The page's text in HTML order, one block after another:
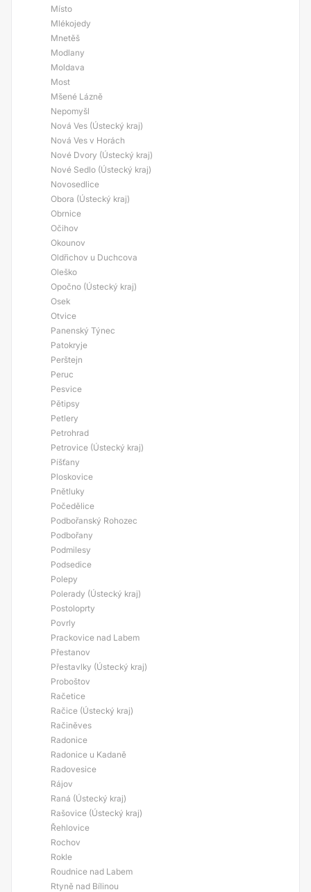
Místo
Mlékojedy
Mnetěš
Modlany
Moldava
Most
Mšené Lázně
Nepomyšl
Nová Ves (Ústecký kraj)
Nová Ves v Horách
Nové Dvory (Ústecký kraj)
Nové Sedlo (Ústecký kraj)
Novosedlice
Obora (Ústecký kraj)
Obrnice
Očihov
Okounov
Oldřichov u Duchcova
Oleško
Opočno (Ústecký kraj)
Osek
Otvice
Panenský Týnec
Patokryje
Perštejn
Peruc
Pesvice
Pětipsy
Petlery
Petrohrad
Petrovice (Ústecký kraj)
Píšťany
Ploskovice
Pnětluky
Počedělice
Podbořanský Rohozec
Podbořany
Podmilesy
Podsedice
Polepy
Polerady (Ústecký kraj)
Postoloprty
Povrly
Prackovice nad Labem
Přestanov
Přestavlky (Ústecký kraj)
Proboštov
Račetice
Račice (Ústecký kraj)
Račiněves
Radonice
Radonice u Kadaně
Radovesice
Rájov
Raná (Ústecký kraj)
Rašovice (Ústecký kraj)
Řehlovice
Rochov
Rokle
Roudnice nad Labem
Rtyně nad Bílinou